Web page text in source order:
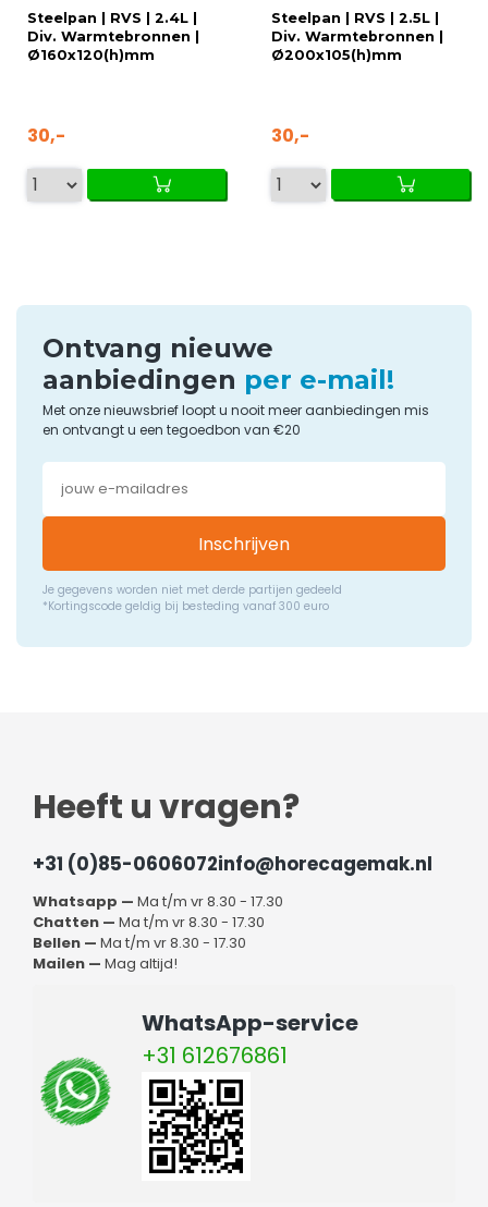
Steelpan | RVS | 2.4L |
Div. Warmtebronnen |
Ø160x120(h)mm
30,-
Steelpan | RVS | 2.5L |
Div. Warmtebronnen |
Ø200x105(h)mm
30,-
Ontvang nieuwe
aanbiedingen per e-mail!
Met onze nieuwsbrief loopt u nooit meer aanbiedingen mis
en ontvangt u een tegoedbon van €20
Inschrijven
Je gegevens worden niet met derde partijen gedeeld
*Kortingscode geldig bij besteding vanaf 300 euro
Heeft u vragen?
+31 (0)85-0606072info@horecagemak.nl
Whatsapp — Ma t/m vr 8.30 - 17.30
Chatten — Ma t/m vr 8.30 - 17.30
Bellen — Ma t/m vr 8.30 - 17.30
Mailen — Mag altijd!
WhatsApp-service
+31 612676861